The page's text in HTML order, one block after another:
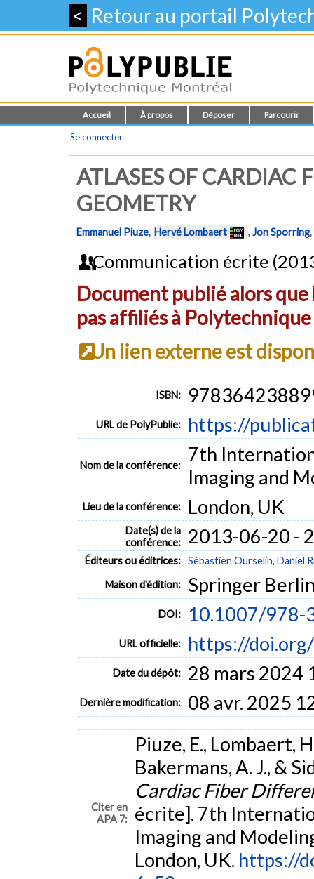
< Retour au portail
Accueil À propos Déposer Parcourir
Se connecter
ATLASES OF CARDIAC
GEOMETRY
Emmanuel Piuze, Hervé Lombaert ,Jon Sporring,
Communication écrite
Document publié alors
pas affiliés à
Un lien externe est
ISBN:
URL de PolyPublie: https://
Nom de la conférence:
7th
Imaging and
Lieu de la conférence: London, UK
Date(s) de la
conférence:
2013-06-20 -
Éditeurs ou éditrices: Sébastien Ourselin, Daniel
Maison d'édition:
Springer
DOI: 10.1007/978-
URL officielle: https://
Date du dépôt: 28 mars 2024
Dernière modification: 08 avr. 2025
Citer en
APA 7:
Piuze, E., Lombaert,
Bakermans, A. J., &
Cardiac Fiber
écrite]. 7th
Imaging and
London, UK. https://